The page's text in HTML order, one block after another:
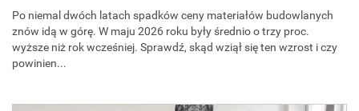
Po niemal dwóch latach spadków ceny materiałów budowlanych
znów idą w górę. W maju 2026 roku były średnio o trzy proc.
wyższe niż rok wcześniej. Sprawdź, skąd wziął się ten wzrost i czy
powinien...